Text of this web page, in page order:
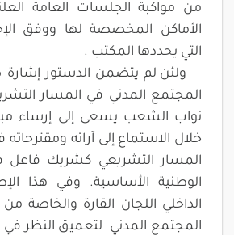
من مواكبة الجلسات العامة
الأماكن المخصصة لها ووفق
التي يحددها المكتب .
ولئن لم يتضمن الدستور
المجتمع المدني في المسار
نواب الشعب يسعى إلى إرساء
خلال الاستماع إلى آرائه
المسار التشريعي كشريك فاعل
الوطنية الأساسية. وفي هذا
الداخلي اللجان القارة والخاصة
المجتمع المدني لتعميق النظر في